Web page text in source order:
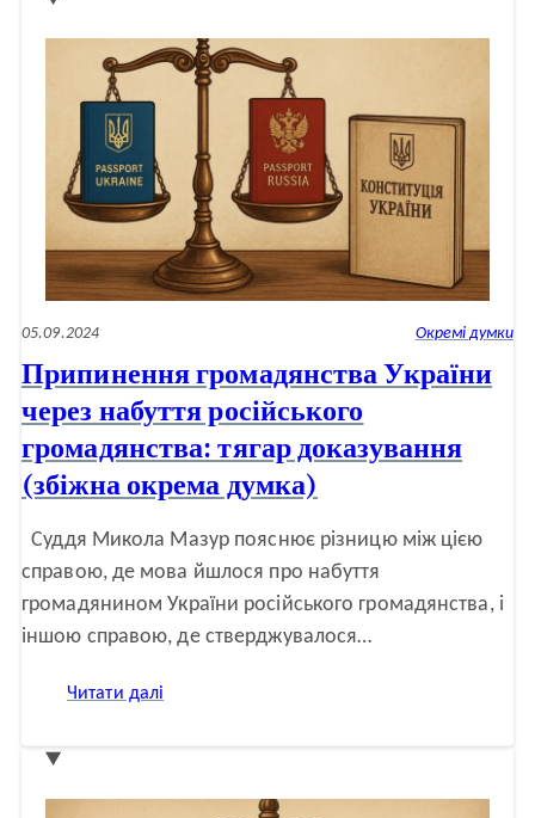
05.09.2024 Окремі думки
Припинення громадянства України
через набуття російського
громадянства: тягар доказування
(збіжна окрема думка)
Суддя Микола Мазур пояснює різницю між цією
справою, де мова йшлося про набуття
громадянином України російського громадянства, і
іншою справою, де стверджувалося…
Читати далі